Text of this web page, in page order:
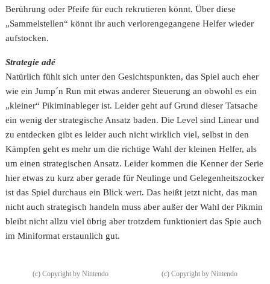
Berührung oder Pfeife für euch rekrutieren könnt. Über diese
„Sammelstellen“ könnt ihr auch verlorengegangene Helfer wieder
aufstocken.
Strategie adé
Natürlich fühlt sich unter den Gesichtspunkten, das Spiel auch eher
wie ein Jump´n Run mit etwas anderer Steuerung an obwohl es ein
„kleiner“ Pikiminableger ist. Leider geht auf Grund dieser Tatsache
ein wenig der strategische Ansatz baden. Die Level sind Linear und
zu entdecken gibt es leider auch nicht wirklich viel, selbst in den
Kämpfen geht es mehr um die richtige Wahl der kleinen Helfer, als
um einen strategischen Ansatz. Leider kommen die Kenner der Serie
hier etwas zu kurz aber gerade für Neulinge und Gelegenheitszocker
ist das Spiel durchaus ein Blick wert. Das heißt jetzt nicht, das man
nicht auch strategisch handeln muss aber außer der Wahl der Pikmin
bleibt nicht allzu viel übrig aber trotzdem funktioniert das Spie auch
im Miniformat erstaunlich gut.
(c) Copyright by Nintendo (c) Copyright by Nintendo